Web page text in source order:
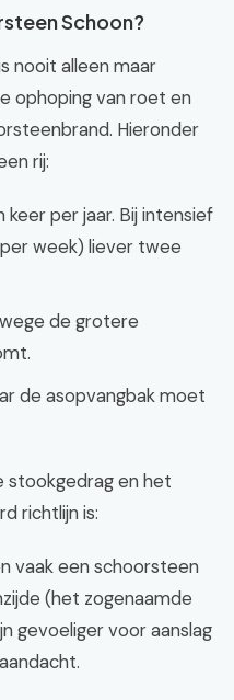
Schoon?
nooit alleen maar
ophoping van roet en
Hieronder
rij:
keer per jaar. Bij intensief
week) liever twee
de grotere
de asopvangbak moet
stookgedrag en het
richtlijn is:
vaak een schoorsteen
(het zogenaamde
gevoeliger voor aanslag